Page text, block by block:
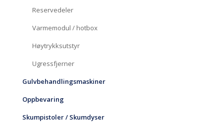
Reservedeler
Varmemodul / hotbox
Høytrykksutstyr
Ugressfjerner
Gulvbehandlingsmaskiner
Oppbevaring
Skumpistoler / Skumdyser